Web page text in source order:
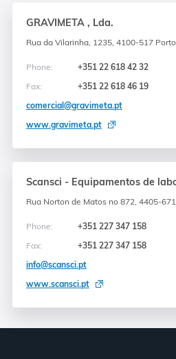
GRAVIMETA , Lda.
Rua da Vilarinha, 1235, 4100-517
Phone:
+351 22 618 42 32
Fax:
+351 22 618 46 19
comercial@gravimeta.pt
www.gravimeta.pt
Scansci - Equipamentos de
Rua Norton de Matos no 872, 4405-
Phone:
+351 227 347 158
Fax:
+351 227 347 158
info@scansci.pt
www.scansci.pt